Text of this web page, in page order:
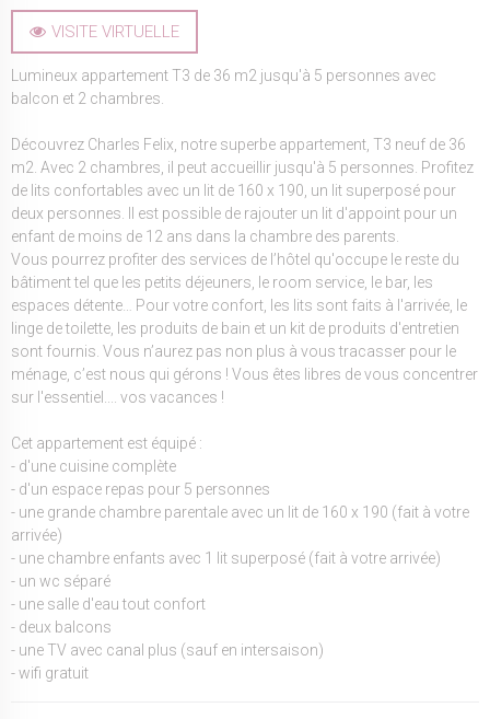
VISITE VIRTUELLE
Lumineux appartement T3 de 36 m2 jusqu'à 5 personnes avec
balcon et 2 chambres.
Découvrez Charles Felix, notre superbe appartement, T3 neuf de 36
m2. Avec 2 chambres, il peut accueillir jusqu'à 5 personnes. Profitez
de lits confortables avec un lit de 160 x 190, un lit superposé pour
deux personnes. Il est possible de rajouter un lit d'appoint pour un
enfant de moins de 12 ans dans la chambre des parents.
Vous pourrez profiter des services de l’hôtel qu'occupe le reste du
bâtiment tel que les petits déjeuners, le room service, le bar, les
espaces détente… Pour votre confort, les lits sont faits à l'arrivée, le
linge de toilette, les produits de bain et un kit de produits d'entretien
sont fournis. Vous n’aurez pas non plus à vous tracasser pour le
ménage, c’est nous qui gérons ! Vous êtes libres de vous concentrer
sur l'essentiel.... vos vacances !
Cet appartement est équipé :
- d'une cuisine complète
- d'un espace repas pour 5 personnes
- une grande chambre parentale avec un lit de 160 x 190 (fait à votre
arrivée)
- une chambre enfants avec 1 lit superposé (fait à votre arrivée)
- un wc séparé
- une salle d'eau tout confort
- deux balcons
- une TV avec canal plus (sauf en intersaison)
- wifi gratuit